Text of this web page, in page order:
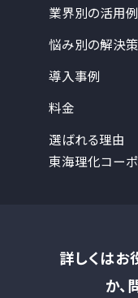
業界別の活用例
悩み別の解決策
導入事例
料金
選ばれる理由
東海理化コーポ
詳しくはお
か、